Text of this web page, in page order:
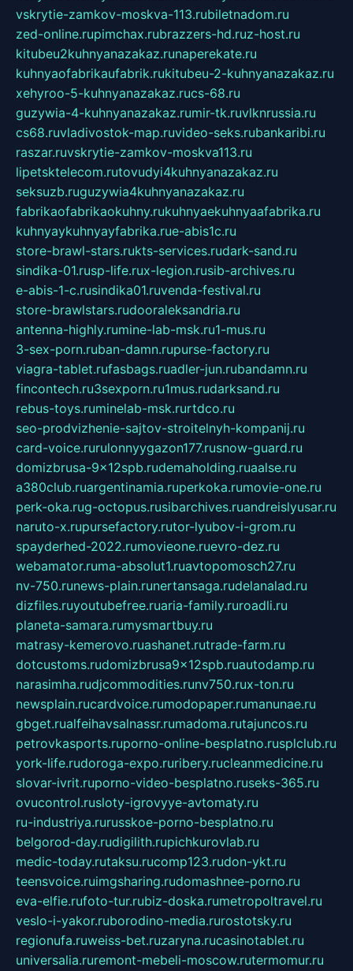
vskrytie-zamkov-moskva-113.rubiletnadom.ru
zed-online.rupimchax.rubrazzers-hd.ruz-host.ru
kitubeu2kuhnyanazakaz.runaperekate.ru
kuhnyaofabrikaufabrik.rukitubeu-2-kuhnyanazakaz.ru
xehyroo-5-kuhnyanazakaz.rucs-68.ru
guzywia-4-kuhnyanazakaz.rumir-tk.ruvlknrussia.ru
cs68.ruvladivostok-map.ruvideo-seks.rubankaribi.ru
raszar.ruvskrytie-zamkov-moskva113.ru
lipetsktelecom.rutovudyi4kuhnyanazakaz.ru
seksuzb.ruguzywia4kuhnyanazakaz.ru
fabrikaofabrikaokuhny.rukuhnyaekuhnyaafabrika.ru
kuhnyaykuhnyayfabrika.rue-abis1c.ru
store-brawl-stars.rukts-services.rudark-sand.ru
sindika-01.rusp-life.rux-legion.rusib-archives.ru
e-abis-1-c.rusindika01.ruvenda-festival.ru
store-brawlstars.rudooraleksandria.ru
antenna-highly.rumine-lab-msk.ru1-mus.ru
3-sex-porn.ruban-damn.rupurse-factory.ru
viagra-tablet.rufasbags.ruadler-jun.rubandamn.ru
fincontech.ru3sexporn.ru1mus.rudarksand.ru
rebus-toys.ruminelab-msk.rurtdco.ru
seo-prodvizhenie-sajtov-stroitelnyh-kompanij.ru
card-voice.rurulonnyygazon177.rusnow-guard.ru
domizbrusa-9x12spb.rudemaholding.ruaalse.ru
a380club.ruargentinamia.ruperkoka.rumovie-one.ru
perk-oka.rug-octopus.rusibarchives.ruandreislyusar.ru
naruto-x.rupursefactory.rutor-lyubov-i-grom.ru
spayderhed-2022.rumovieone.ruevro-dez.ru
webamator.ruma-absolut1.ruavtopomosch27.ru
nv-750.runews-plain.runertansaga.rudelanalad.ru
dizfiles.ruyoutubefree.ruaria-family.ruroadli.ru
planeta-samara.rumysmartbuy.ru
matrasy-kemerovo.ruashanet.rutrade-farm.ru
dotcustoms.rudomizbrusa9x12spb.ruautodamp.ru
narasimha.rudjcommodities.runv750.rux-ton.ru
newsplain.rucardvoice.rumodopaper.rumanunae.ru
gbget.rualfeihavsalnassr.rumadoma.rutajuncos.ru
petrovkasports.ruporno-online-besplatno.rusplclub.ru
york-life.rudoroga-expo.ruribery.rucleanmedicine.ru
slovar-ivrit.ruporno-video-besplatno.ruseks-365.ru
ovucontrol.rusloty-igrovyye-avtomaty.ru
ru-industriya.rurusskoe-porno-besplatno.ru
belgorod-day.rudigilith.rupichkurovlab.ru
medic-today.rutaksu.rucomp123.rudon-ykt.ru
teensvoice.ruimgsharing.rudomashnee-porno.ru
eva-elfie.rufoto-tur.rubiz-doska.rumetropoltravel.ru
veslo-i-yakor.ruborodino-media.rurostotsky.ru
regionufa.ruweiss-bet.ruzaryna.rucasinotablet.ru
universalia.ruremont-mebeli-moscow.rutermomur.ru